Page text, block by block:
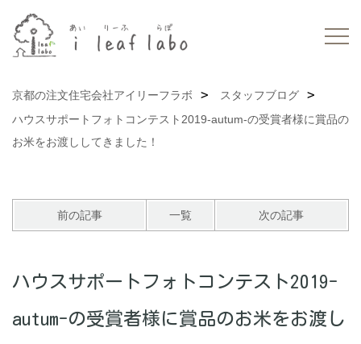
京都の注文住宅会社アイリーフラボ
スタッフブログ
ハウスサポートフォトコンテスト2019-autum-の受賞者様に賞品の
お米をお渡ししてきました！
前の記事 一覧 次の記事
ハウスサポートフォトコンテスト2019-
autum-の受賞者様に賞品のお米をお渡し